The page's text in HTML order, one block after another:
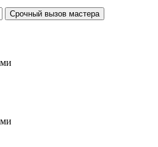
Срочный вызов мастера